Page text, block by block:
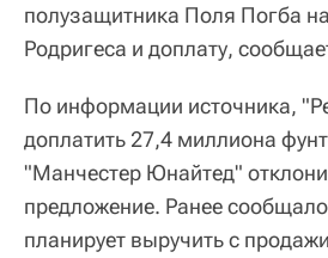
полузащитника Поля Погба
Родригеса и доплату,
По информации источника,
доплатить 27,4 миллиона
"Манчестер Юнайтед"
предложение. Ранее
планирует выручить с